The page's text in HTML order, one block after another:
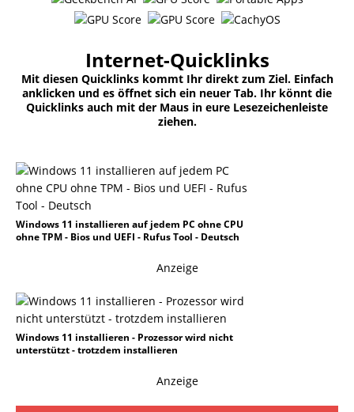
Internet-Quicklinks
Mit diesen Quicklinks kommt Ihr direkt zum Ziel. Einfach
anklicken und es öffnet sich ein neuer Tab. Ihr könnt die
Quicklinks auch mit der Maus in eure Lesezeichenleiste
ziehen.
Windows 11 installieren auf jedem PC ohne CPU
ohne TPM - Bios und UEFI - Rufus Tool - Deutsch
Anzeige
Windows 11 installieren - Prozessor wird nicht
unterstützt - trotzdem installieren
Anzeige